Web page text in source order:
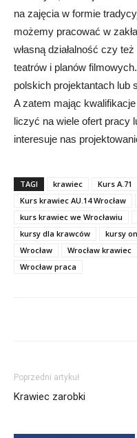
na zajęcia w formie
możemy pracować w
własną działalność czy
teatrów i planów
polskich projektantach lub
A zatem mając
liczyć na wiele ofert pracy
interesuje nas
TAGI krawiec Kurs A.71
Kurs krawiec AU.14 Wrocław
kurs krawiec we Wrocławiu
kursy dla krawców
kursy
Wrocław
Wrocław krawiec
Wrocław praca
Poprzedni artykuł
Krawiec zarobki